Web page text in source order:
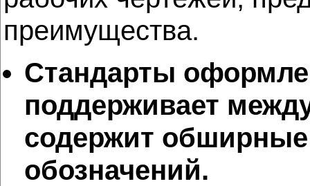
преимущества.
Стандарты
поддерживает
содержит
обозначений.